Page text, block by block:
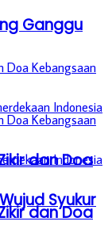
dan Doa
Syukur
Ganggu
dan Doa